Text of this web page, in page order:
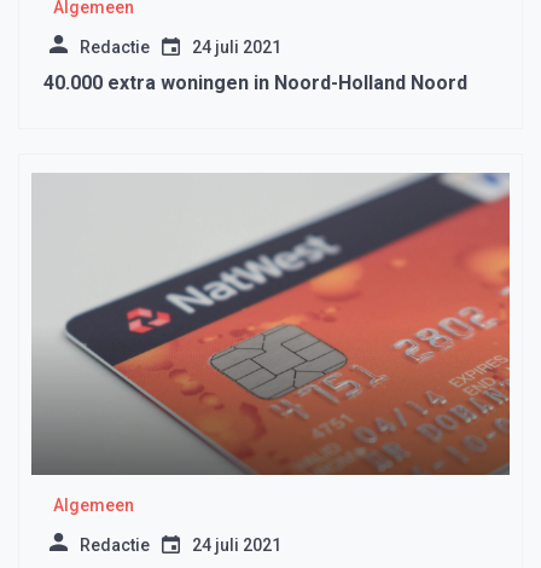
Algemeen
Redactie 24 juli 2021
40.000 extra woningen in Noord-Holland Noord
Algemeen
Redactie 24 juli 2021